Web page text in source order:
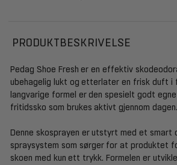
PRODUKTBESKRIVELSE
Pedag Shoe Fresh er en effektiv
ubehagelig lukt og etterlater en frisk duft
langvarige formel er den spesielt godt
fritidssko som brukes aktivt gjennom dagen.
Denne skosprayen er utstyrt med et smart
spraysystem som sørger for at produktet
skoen med kun ett trykk. Formelen er